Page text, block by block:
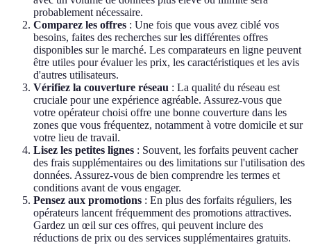
probablement nécessaire.
Comparez les offres : Une fois que vous avez ciblé vos
besoins, faites des recherches sur les différentes offres
disponibles sur le marché. Les comparateurs en ligne peuvent
être utiles pour évaluer les prix, les caractéristiques et les avis
d'autres utilisateurs.
Vérifiez la couverture réseau : La qualité du réseau est
cruciale pour une expérience agréable. Assurez-vous que
votre opérateur choisi offre une bonne couverture dans les
zones que vous fréquentez, notamment à votre domicile et sur
votre lieu de travail.
Lisez les petites lignes : Souvent, les forfaits peuvent cacher
des frais supplémentaires ou des limitations sur l'utilisation des
données. Assurez-vous de bien comprendre les termes et
conditions avant de vous engager.
Pensez aux promotions : En plus des forfaits réguliers, les
opérateurs lancent fréquemment des promotions attractives.
Gardez un œil sur ces offres, qui peuvent inclure des
réductions de prix ou des services supplémentaires gratuits.